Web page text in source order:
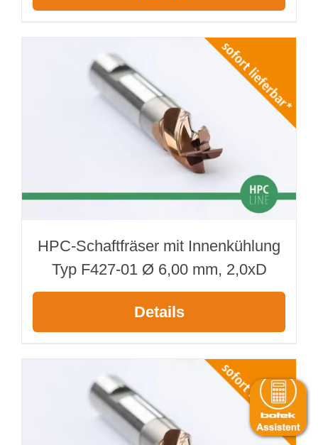
HPC-Schaftfräser mit Innenkühlung
Typ F427-01 Ø 6,00 mm, 2,0xD
Details